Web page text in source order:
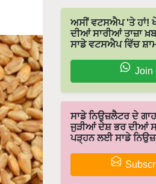
ਅਸੀਂ ਵਟਸਐਪ 'ਤੇ ਹਾਂ!
ਦੀਆਂ ਸਾਰੀਆਂ ਤਾਜ਼ਾ
ਸਾਡੇ ਵਟਸਐਪ ਵਿੱਚ
Join
ਸਾਡੇ ਨਿਉਜ਼ਲੈਟਰ ਦੇ
ਜੁੜੀਆਂ ਦੇਸ਼ ਭਰ ਦੀਆਂ
ਪੜ੍ਹਨ ਲਈ ਸਾਡੇ